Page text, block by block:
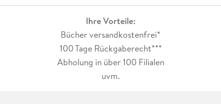
Ihre Vorteile:
Bücher versandkostenfrei*
100 Tage Rückgaberecht***
Abholung in über 100 Filialen
uvm.